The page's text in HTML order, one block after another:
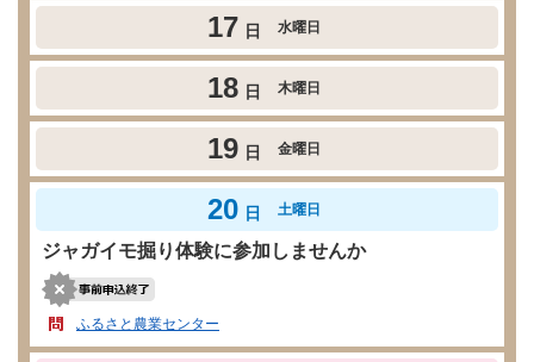
17 日 水曜日
18 日 木曜日
19 日 金曜日
20 日 土曜日
ジャガイモ掘り体験に参加しませんか
ふるさと農業センター